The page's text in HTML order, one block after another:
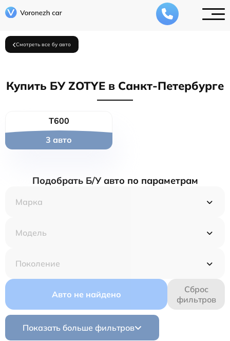
Смотреть все бу авто
Купить БУ ZOTYE в Санкт-Петербурге
T600
3 авто
Подобрать Б/У авто по параметрам
Авто не найдено
Сброс
фильтров
Показать больше фильтров